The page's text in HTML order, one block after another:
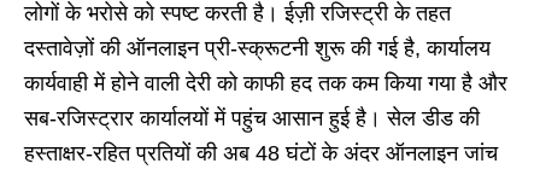
लोगों के भरोसे को स्पष्ट करती है। ईज़ी रजिस्ट्री के तहत
दस्तावेज़ों की ऑनलाइन प्री-स्क्रूटनी शुरू की गई है, कार्यालय
कार्यवाही में होने वाली देरी को काफी हद तक कम किया गया है और
सब-रजिस्ट्रार कार्यालयों में पहुंच आसान हुई है। सेल डीड की
हस्ताक्षर-रहित प्रतियों की अब 48 घंटों के अंदर ऑनलाइन जांच